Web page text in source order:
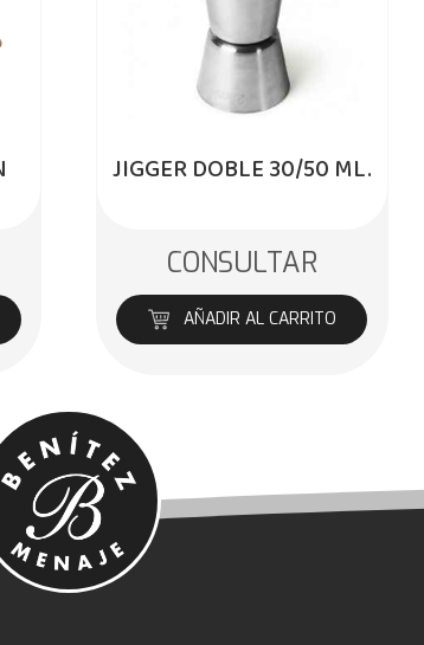
JIGGER DOBLE 30/50 ML.
CONSULTAR
AÑADIR AL CARRITO